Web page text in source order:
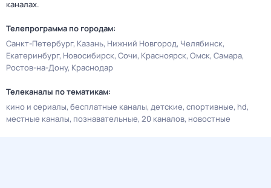
каналах.
Телепрограмма по городам:
Санкт-Петербург Казань Нижний Новгород Челябинск
Екатеринбург Новосибирск Сочи Красноярск Омск Самара
Ростов-на-Дону Краснодар
Телеканалы по тематикам:
кино и сериалы бесплатные каналы детские спортивные hd
местные каналы познавательные 20 каналов новостные